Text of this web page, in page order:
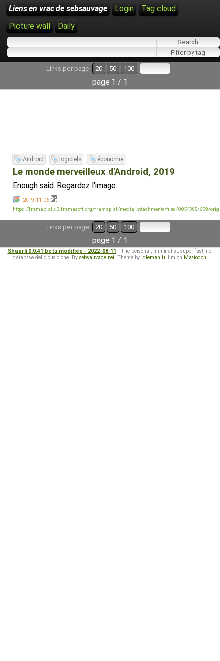
Liens en vrac de sebsauvage Login
Tag cloud
Picture wall
Daily
Links per page: 20 50 100
page 1 / 1
Android logiciels économie
Le monde merveilleux d'Android, 2019
Enough said. Regardez l'image.
2019-11-06
https://framapiaf.s3.framasoft.org/framapiaf/media_attachments/files/005/385/639/
Links per page: 20 50 100
page 1 / 1
Shaarli 0.0.41 beta modifiée - 2022-08-11 - The personal, minimalist, super-fast, no-
database delicious clone. By sebsauvage.net. Theme by idleman.fr. I'm on Mastodon.